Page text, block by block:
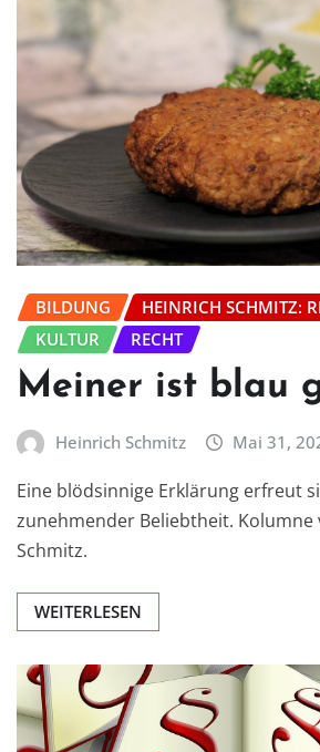
BILDUNG
HEINRICH SCHMITZ:
KULTUR
RECHT
Meiner ist blau
Heinrich Schmitz Mai 31,
Eine blödsinnige Erklärung erfreut
zunehmender Beliebtheit. Kolumne
Schmitz.
WEITERLESEN